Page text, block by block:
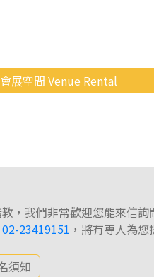
會展空間 Venue Rental
申請流程
會展快訊
，我們非常歡迎您能來信
02-23419151 ，將有專人為您
須知